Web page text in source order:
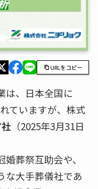
URLをコピー
は、日本全国に
ていますが、株式
（2025年3月31日
葬祭互助会や、
な大手葬儀社であ